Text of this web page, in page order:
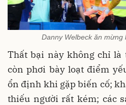
Danny Welbeck ăn mừng
Thất bại này không chỉ là
còn phơi bày loạt điểm
ổn định khi gặp biến cố;
thiếu người rất kém; các